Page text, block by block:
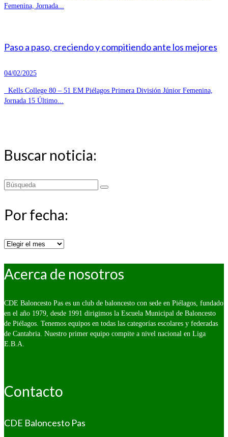
Femenina, Jornada...
Paso a paso, creciendo y compitiendo ante los mejores
04/02/2025
Kells College 80 – 51 EM Piélagos Primera División Júnior Femenina,
Jornada 15 Último...
Buscar noticia:
Buscar
Por fecha:
Por
Acerca de nosotros
CDE Baloncesto Pas es un club de baloncesto con sede en Piélagos, fundado
en el año 1979, desde 1991 dirigimos la Escuela Municipal de Baloncesto
de Piélagos. Tenemos equipos en todas las categorías escolares y federadas
de Cantabria. Nuestro primer equipo compite a nivel nacional en Liga
E.B.A.
Contacto
CDE Baloncesto Pas